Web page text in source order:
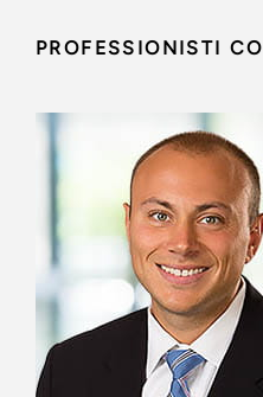
PROFESSIONISTI